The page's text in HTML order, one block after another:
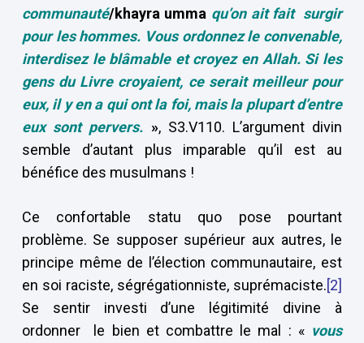
communauté/khayra umma qu’on ait fait surgir
pour les hommes. Vous ordonnez le convenable,
interdisez le blâmable et croyez en Allah. Si les
gens du Livre croyaient, ce serait meilleur pour
eux, il y en a qui ont la foi, mais la plupart d’entre
eux sont pervers. », S3.V110. L’argument divin
semble d’autant plus imparable qu’il est au
bénéfice des musulmans !
Ce confortable statu quo pose pourtant
problème. Se supposer supérieur aux autres, le
principe même de l’élection communautaire, est
en soi raciste, ségrégationniste, suprémaciste.[2]
Se sentir investi d’une légitimité divine à
ordonner le bien et combattre le mal : « vous